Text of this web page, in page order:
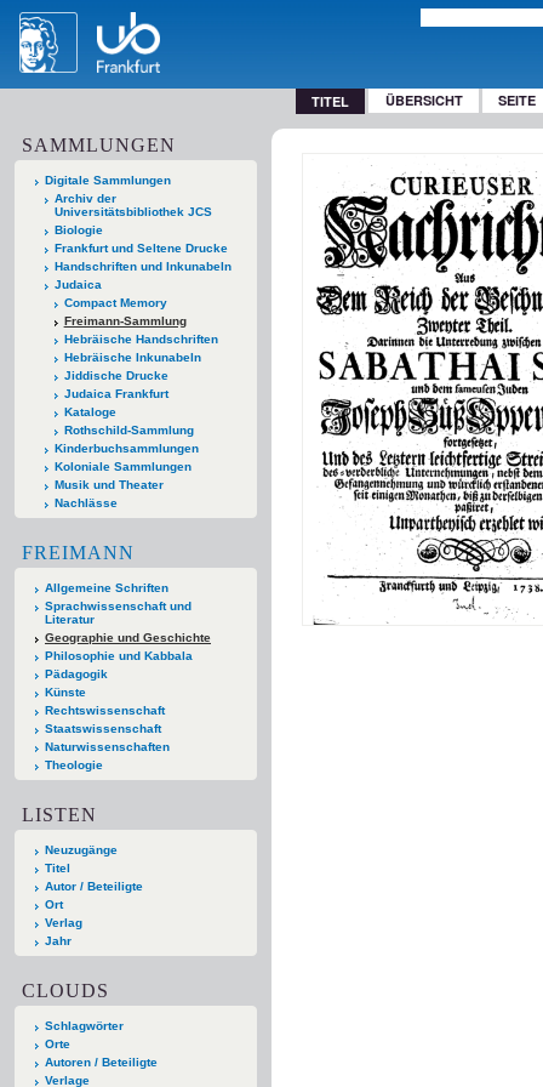
TITEL ÜBERSICHT SEITE
SAMMLUNGEN
Digitale Sammlungen
Archiv der
Universitätsbibliothek JCS
Biologie
Frankfurt und Seltene Drucke
Handschriften und Inkunabeln
Judaica
Compact Memory
Freimann-Sammlung
Hebräische Handschriften
Hebräische Inkunabeln
Jiddische Drucke
Judaica Frankfurt
Kataloge
Rothschild-Sammlung
Kinderbuchsammlungen
Koloniale Sammlungen
Musik und Theater
Nachlässe
FREIMANN
Allgemeine Schriften
Sprachwissenschaft und
Literatur
Geographie und Geschichte
Philosophie und Kabbala
Pädagogik
Künste
Rechtswissenschaft
Staatswissenschaft
Naturwissenschaften
Theologie
LISTEN
Neuzugänge
Titel
Autor / Beteiligte
Ort
Verlag
Jahr
CLOUDS
Schlagwörter
Orte
Autoren / Beteiligte
Verlage